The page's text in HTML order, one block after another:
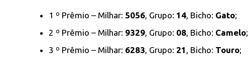
1 º Prêmio – Milhar: 5056, Grupo: 14, Bicho: Gato;
2 º Prêmio – Milhar: 9329, Grupo: 08, Bicho: Camelo;
3 º Prêmio – Milhar: 6283, Grupo: 21 , Bicho: Touro;